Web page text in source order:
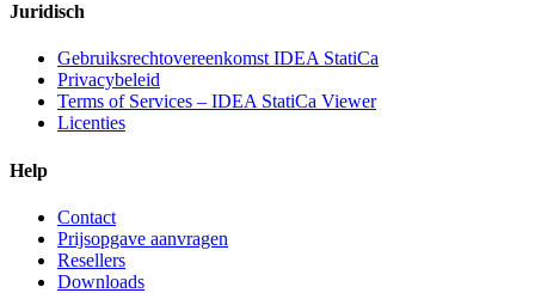
Juridisch
Gebruiksrechtovereenkomst IDEA StatiCa
Privacybeleid
Terms of Services – IDEA StatiCa Viewer
Licenties
Help
Contact
Prijsopgave aanvragen
Resellers
Downloads